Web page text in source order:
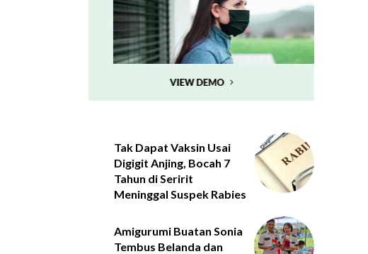
Tak Dapat Vaksin Usai
Digigit Anjing, Bocah 7
Tahun di Seririt
Meninggal Suspek Rabies
Amigurumi Buatan Sonia
Tembus Belanda dan